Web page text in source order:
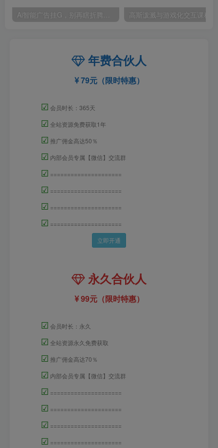
Ai智能广告挂G，别再瞎折腾了！这个全自动挂G项目，新手当天见钱，告别频繁换项目的烦恼【揭秘】
年费合伙人
79元（限时特惠）
☑ 会员时长：365天
☑ 全站资源免费获取1年
☑ 推广佣金高达50％
☑ 内部会员专属【微信】交流群
☑ =====================
☑ =====================
☑ =====================
☑ =====================
立即开通
永久合伙人
99元（限时特惠）
☑ 会员时长：永久
☑ 全站资源永久免费获取
☑ 推广佣金高达70％
☑ 内部会员专属【微信】交流群
☑ =====================
☑ =====================
☑ =====================
☑ =====================